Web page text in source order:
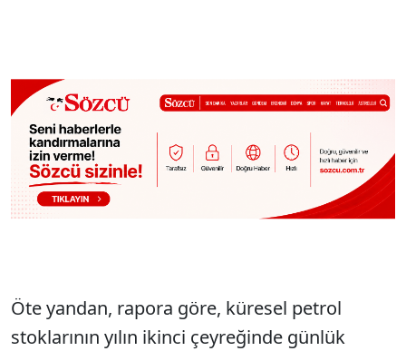
Öte yandan, rapora göre, küresel petrol
stoklarının yılın ikinci çeyreğinde günlük